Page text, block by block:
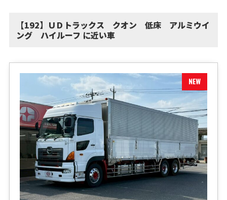
【192】ＵＤトラックス クオン 低床 アルミウイ
ング ハイルーフ に近い車